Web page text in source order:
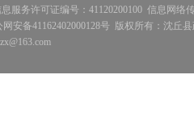
服务许可证编号：41120200100 信息网络
安备41162402000128号 版权所有：沈丘